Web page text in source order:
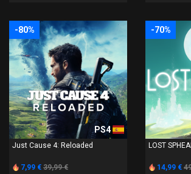
-80%
PS4
Just Cause 4: Reloaded
7,99 € 39,99 €
-70%
LOST
14,99 €